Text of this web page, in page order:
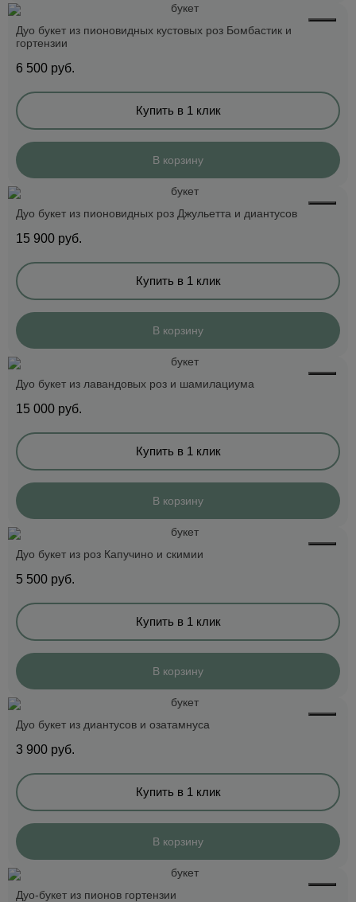
Дуо букет из пионовидных кустовых роз Бомбастик и
гортензии
6 500 руб.
Купить в 1 клик
В корзину
Дуо букет из пионовидных роз Джульетта и диантусов
15 900 руб.
Купить в 1 клик
В корзину
Дуо букет из лавандовых роз и шамилациума
15 000 руб.
Купить в 1 клик
В корзину
Дуо букет из роз Капучино и скимии
5 500 руб.
Купить в 1 клик
В корзину
Дуо букет из диантусов и озатамнуса
3 900 руб.
Купить в 1 клик
В корзину
Дуо-букет из пионов гортензии